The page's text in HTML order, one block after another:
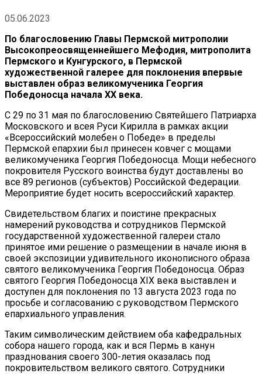
05.06.2023
По благословению Главы Пермской митрополии
Высокопреосвященнейшего Мефодия, митрополита
Пермского и Кунгурского, в Пермской
художественной галерее для поклонения впервые
выставлен образ великомученика Георгия
Победоносца начала XX века.
С 29 по 31 мая по благословению Святейшего Патриарха
Московского и всея Руси Кирилла в рамках акции
«Всероссийский молебен о Победе» в пределы
Пермской епархии был принесен ковчег с мощами
великомученика Георгия Победоносца. Мощи небесного
покровителя Русского воинства будут доставлены во
все 89 регионов (субъектов) Российской Федерации.
Мероприятие будет носить всероссийский характер.
Свидетельством благих и поистине прекрасных
намерений руководства и сотрудников Пермской
государственной художественной галереи стало
принятое ими решение о размещении в начале июня в
своей экспозиции удивительного иконописного образа
святого великомученика Георгия Победоносца. Образ
святого Георгия Победоносца XIX века выставлен и
доступен для поклонения по 13 августа 2023 года по
просьбе и согласованию с руководством Пермского
епархиального управления.
Таким символическим действием оба кафедральных
собора нашего города, как и вся Пермь в канун
празднования своего 300-летия оказалась под
покровительством великого святого. Сотрудники